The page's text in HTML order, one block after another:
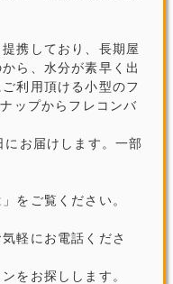
携しており、長期屋
ら、水分が素早く出
利用頂ける小型のフ
ップからフレコンバ
お届けします。一部
」をご覧ください。
軽にお電話くださ
をお探しします。